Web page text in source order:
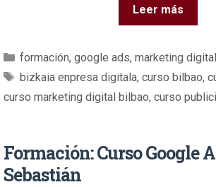
Leer más
formación, google ads, marketing digital
bizkaia enpresa digitala, curso bilbao,
curso marketing digital bilbao, curso
Formación: Curso Google
Sebastián